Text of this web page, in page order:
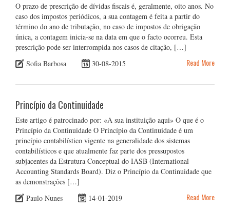
O prazo de prescrição de dívidas fiscais é, geralmente, oito anos. No
caso dos impostos periódicos, a sua contagem é feita a partir do
término do ano de tributação, no caso de impostos de obrigação
única, a contagem inicia-se na data em que o facto ocorreu. Esta
prescrição pode ser interrompida nos casos de citação, […]
Sofia Barbosa
30-08-2015 Read More
Princípio da Continuidade
Este artigo é patrocinado por: «A sua instituição aqui» O que é o
Princípio da Continuidade O Princípio da Continuidade é um
princípio contabilístico vigente na generalidade dos sistemas
contabilísticos e que atualmente faz parte dos pressupostos
subjacentes da Estrutura Conceptual do IASB (International
Accounting Standards Board). Diz o Princípio da Continuidade que
as demonstrações […]
Paulo Nunes
14-01-2019 Read More